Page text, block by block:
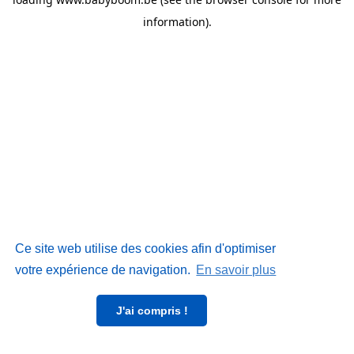
Ce site web utilise des cookies afin d'optimiser
votre expérience de navigation. En savoir plus
J'ai compris !
information).